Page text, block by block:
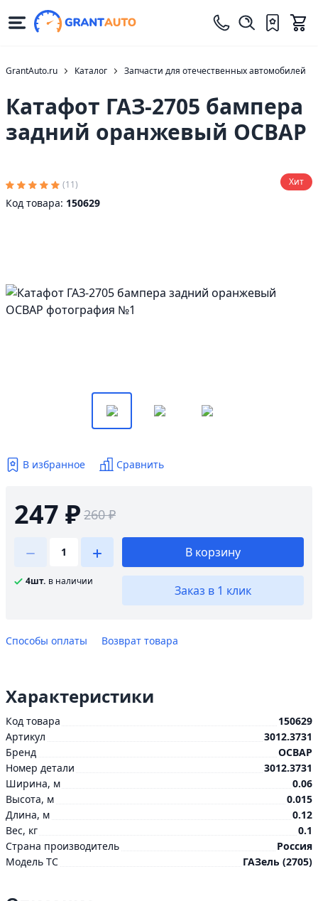
GrantAuto.ru Каталог Запчасти для отечественных автомобилей
Катафот ГАЗ-2705 бампера
задний оранжевый ОСВАР
Хит
(11)
Код товара: 150629
В избранное Сравнить
247 ₽ 260 ₽
4шт. в наличии
В корзину
Заказ в 1 клик
Способы оплаты Возврат товара
Характеристики
Код товара
150629
Артикул
3012.3731
Бренд
ОСВАР
Номер детали
3012.3731
Ширина, м
0.06
Высота, м
0.015
Длина, м
0.12
Вес, кг
0.1
Страна производитель
Россия
Модель ТС
ГАЗель (2705)